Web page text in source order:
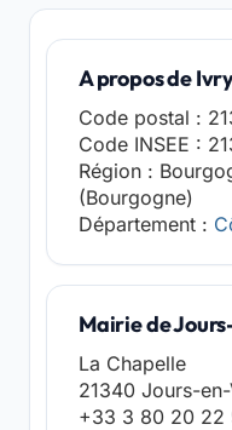
A propos de
Code postal :
Code INSEE :
Région :
(Bourgogne)
Département :
Mairie de
La Chapelle
21340 Jours-en-
+33 3 80 20 22